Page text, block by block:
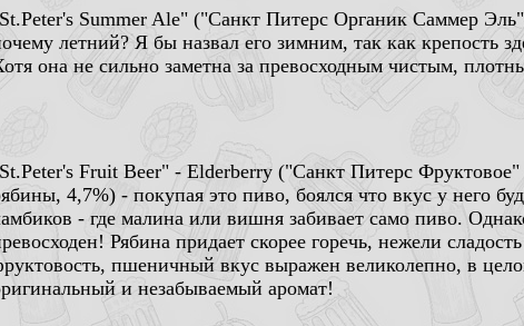
Summer Ale" ("Санкт Питерс Органик Саммер
летний? Я бы назвал его зимним, так как крепость
она не сильно заметна за превосходным чистым,
Fruit Beer" - Elderberry ("Санкт Питерс
4,7%) - покупая это пиво, боялся что вкус у него
- где малина или вишня забивает само пиво.
Рябина придает скорее горечь, нежели
пшеничный вкус выражен великолепно, в
и незабываемый аромат!